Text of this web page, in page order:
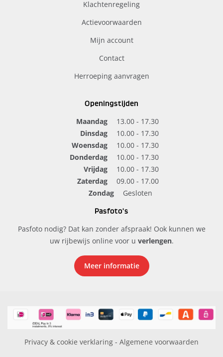
Klachtenregeling
Actievoorwaarden
Mijn account
Contact
Herroeping aanvragen
Openingstijden
Maandag
13.00 - 17.30
Dinsdag
10.00 - 17.30
Woensdag
10.00 - 17.30
Donderdag
10.00 - 17.30
Vrijdag
10.00 - 17.30
Zaterdag
09.00 - 17.00
Zondag
Gesloten
Pasfoto's
Pasfoto nodig? Dat kan zonder afspraak! Ook kunnen we
uw rijbewijs online voor u verlengen.
Meer informatie
Privacy & cookie verklaring - Algemene voorwaarden